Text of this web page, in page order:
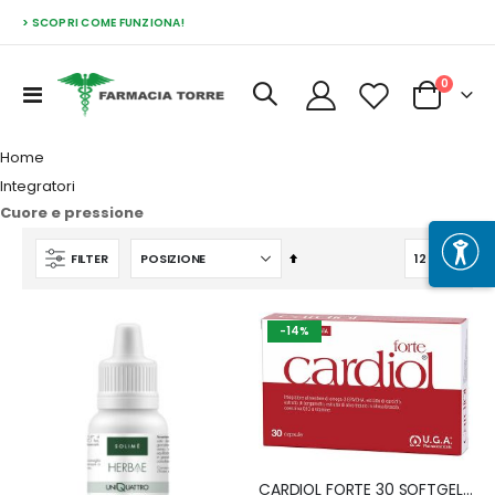
> SCOPRI COME FUNZIONA!
Toggle
Cart
0
Home
Integratori
Cuore e pressione
FILTER
Imposta
decrescente
-14%
CARDIOL FORTE 30 SOFTGEL FORMULA RINNOVATA SENZA GLUTINE